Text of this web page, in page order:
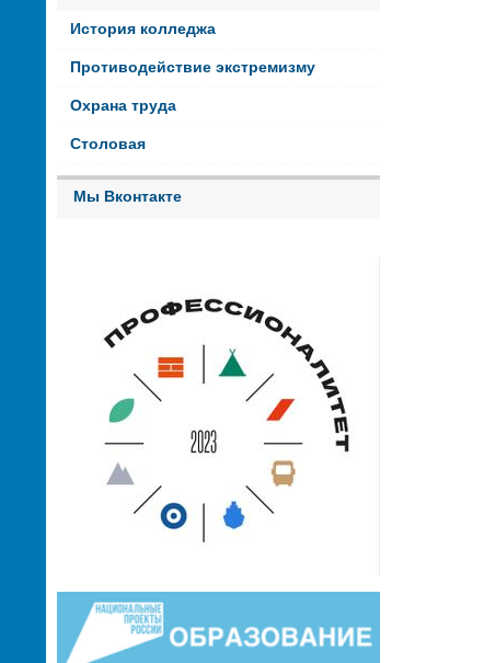
История колледжа
Противодействие экстремизму
Охрана труда
Столовая
Мы Вконтакте